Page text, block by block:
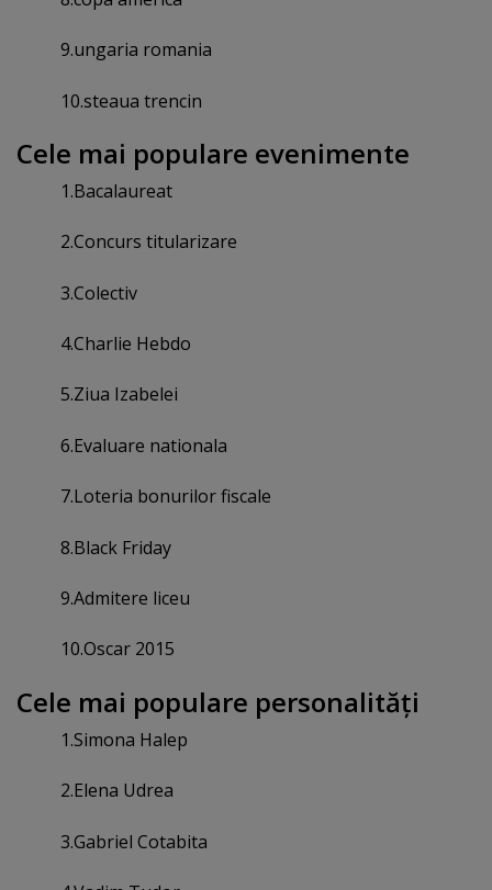
9.ungaria romania
10.steaua trencin
Cele mai populare evenimente
1.Bacalaureat
2.Concurs titularizare
3.Colectiv
4.Charlie Hebdo
5.Ziua Izabelei
6.Evaluare nationala
7.Loteria bonurilor fiscale
8.Black Friday
9.Admitere liceu
10.Oscar 2015
Cele mai populare personalităţi
1.Simona Halep
2.Elena Udrea
3.Gabriel Cotabita